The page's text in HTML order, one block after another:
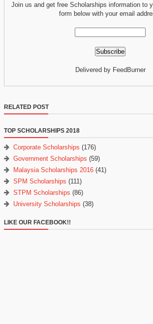
Join us and get free Scholarships information to
form below with your email
Delivered by FeedBurner
RELATED POST
TOP SCHOLARSHIPS 2018
Corporate Scholarships (176)
Government Scholarships (59)
Malaysia Scholarships 2016 (41)
SPM Scholarships (111)
STPM Scholarships (86)
University Scholarships (38)
LIKE OUR FACEBOOK!!